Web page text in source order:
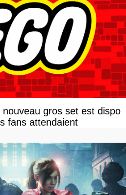
gros set est dispo
fans attendaient